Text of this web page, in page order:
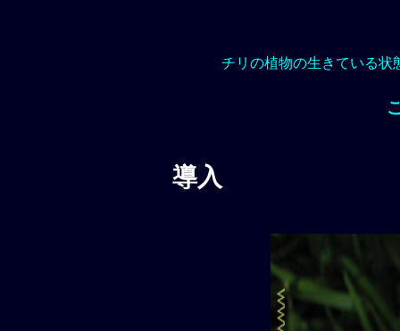
チリの植物の生きている状
導入